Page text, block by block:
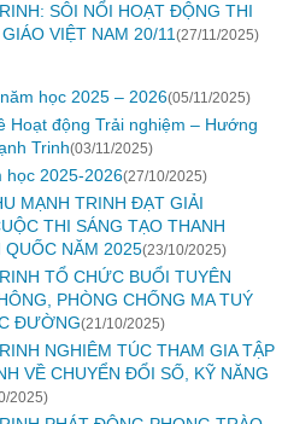
SÔI NỔI HOẠT ĐỘNG THI
VIỆT NAM 20/11 (27/11/2025)
học 2025 – 2026(05/11/2025)
Hoạt động Trải nghiệm – Hướng
Trinh(03/11/2025)
học 2025-2026(27/10/2025)
MẠNH TRINH ĐẠT GIẢI
THI SÁNG TẠO THANH
NĂM 2025(23/10/2025)
TỔ CHỨC BUỔI TUYÊN
PHÒNG CHỐNG MA TUÝ
ĐƯỜNG(21/10/2025)
NGHIÊM TÚC THAM GIA TẬP
VỀ CHUYỂN ĐỔI SỐ, KỸ NĂNG
2025)